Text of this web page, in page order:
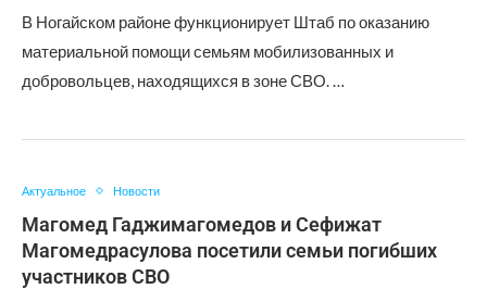
В Ногайском районе функционирует Штаб по оказанию
материальной помощи семьям мобилизованных и
добровольцев, находящихся в зоне СВО. …
Актуальное Новости
Магомед Гаджимагомедов и Сефижат
Магомедрасулова посетили семьи погибших
участников СВО